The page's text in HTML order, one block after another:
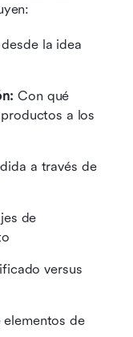
la idea
Con qué
a los
a través de
de
versus
elementos de